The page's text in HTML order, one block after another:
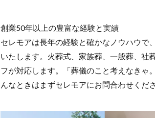
創業50年以上の豊富な経験と実績
セレモアは長年の経験と確かなノウハウで
いたします。火葬式、家族葬、一般葬、社
フが対応します。「葬儀のこと考えなき
んなときはまずセレモアにお問合わせくださ